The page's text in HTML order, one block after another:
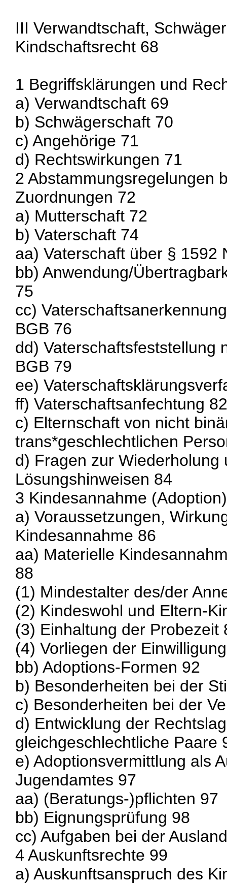
III Verwandtschaft,
Kindschaftsrecht 68
1 Begriffsklärungen und
a) Verwandtschaft 69
b) Schwägerschaft 70
c) Angehörige 71
d) Rechtswirkungen 71
2 Abstammungsregelungen
Zuordnungen 72
a) Mutterschaft 72
b) Vaterschaft 74
aa) Vaterschaft über § 1592
bb) Anwendung/
75
cc)
BGB 76
dd) Vaterschaftsfeststellung
BGB 79
ee)
ff) Vaterschaftsanfechtung 82
c) Elternschaft von nicht
trans*geschlechtlichen
d) Fragen zur Wiederholung
Lösungshinweisen 84
3 Kindesannahme
a) Voraussetzungen,
Kindesannahme 86
aa) Materielle
88
(1) Mindestalter des/der
(2) Kindeswohl und Eltern-
(3) Einhaltung der Probezeit
(4) Vorliegen der
bb) Adoptions-Formen 92
b) Besonderheiten bei der
c) Besonderheiten bei der
d) Entwicklung der
gleichgeschlechtliche Paare
e) Adoptionsvermittlung als
Jugendamtes 97
aa) (Beratungs-)pflichten 97
bb) Eignungsprüfung 98
cc) Aufgaben bei der
4 Auskunftsrechte 99
a) Auskunftsanspruch des